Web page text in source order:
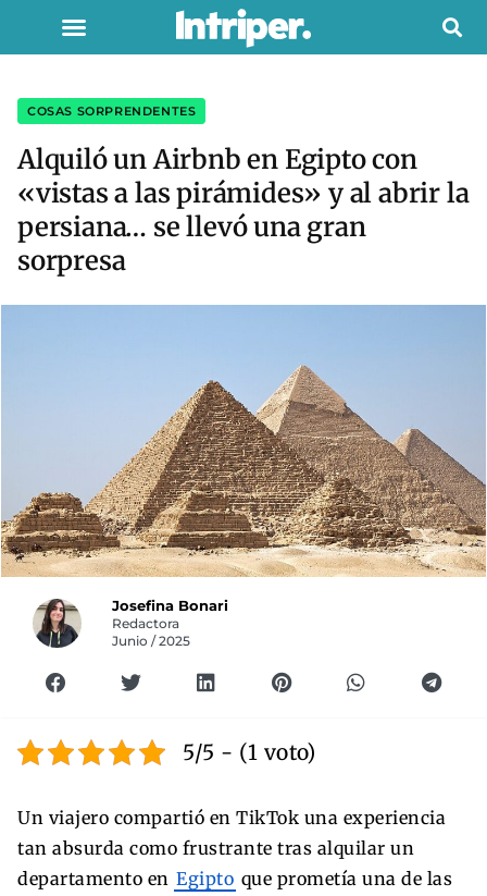
COSAS SORPRENDENTES
Alquiló un Airbnb en Egipto con
«vistas a las pirámides» y al abrir la
persiana… se llevó una gran
sorpresa
Josefina Bonari
Redactora
Junio / 2025
5/5 - (1 voto)
Un viajero compartió en TikTok una experiencia
tan absurda como frustrante tras alquilar un
departamento en Egipto que prometía una de las